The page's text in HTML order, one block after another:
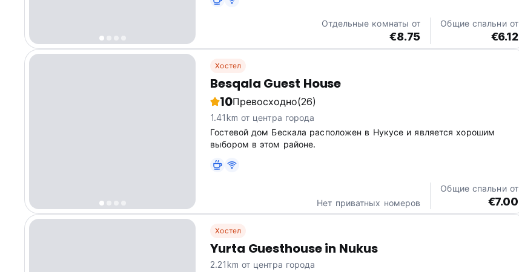
Отдельные комнаты от
€8.75
Общие спальни от
€6.12
Хостел
Besqala Guest House
10Превосходно(26)
1.41km от центра города
Гостевой дом Бескала расположен в Нукусе и является хорошим
выбором в этом районе.
Нет приватных номеров
Общие спальни от
€7.00
Хостел
Yurta Guesthouse in Nukus
2.21km от центра города